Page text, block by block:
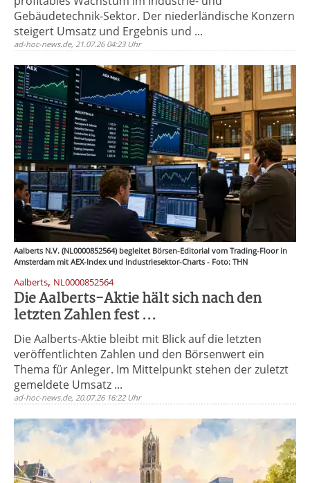
Gebäudetechnik-Sektor. Der niederländische Konzern
steigert Umsatz und Ergebnis und ...
ad-hoc-news.de, 21.07.26 04:23 Uhr
Aalberts N.V. (NL0000852564) begleitet Börsen-Editorial vom Trading-Floor in
Amsterdam mit AEX-Index und Industriesektor-Charts - Foto: THN
Aalberts, NL0000852564
Die Aalberts-Aktie hält sich nach den
letzten Zahlen fest ...
Die Aalberts-Aktie bleibt mit Blick auf die letzten
veröffentlichten Zahlen und den Börsenwert ein
Thema für Anleger. Im Mittelpunkt stehen der zuletzt
gemeldete Umsatz ...
ad-hoc-news.de, 20.07.26 16:22 Uhr